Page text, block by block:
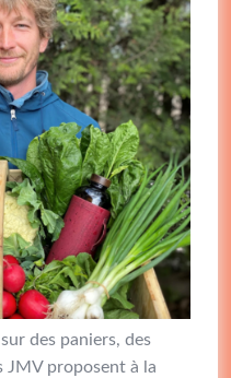
des paniers, des
JMV proposent à la